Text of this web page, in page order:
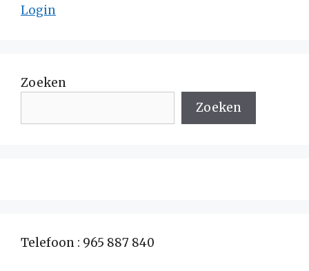
Login
Zoeken
Zoeken
Telefoon : 965 887 840